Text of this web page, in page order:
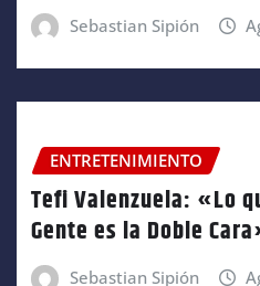
Sebastian Sipión
ENTRETENIMIENTO
Tefi Valenzuela: «Lo
Gente es la Doble
Sebastian Sipión